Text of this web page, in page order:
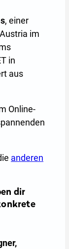
, einer
im
in
aus
Online-
anderen
dir